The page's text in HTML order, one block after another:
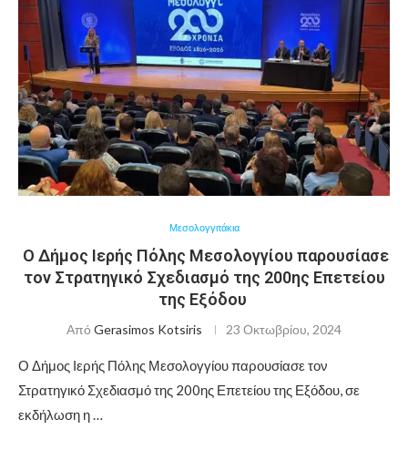
Μεσολογγιτάκια
Ο Δήμος Ιερής Πόλης Μεσολογγίου παρουσίασε
τον Στρατηγικό Σχεδιασμό της 200ης Επετείου
της Εξόδου
Από Gerasimos Kotsiris 23 Οκτωβρίου, 2024
Ο Δήμος Ιερής Πόλης Μεσολογγίου παρουσίασε τον
Στρατηγικό Σχεδιασμό της 200ης Επετείου της Εξόδου, σε
εκδήλωση η …